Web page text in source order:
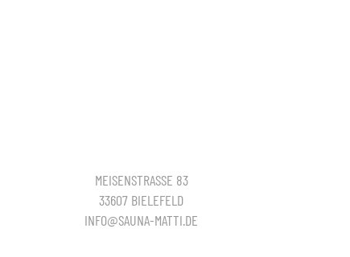
MEISENSTRASSE 83
33607 BIELEFELD
INFO@SAUNA-MATTI.DE